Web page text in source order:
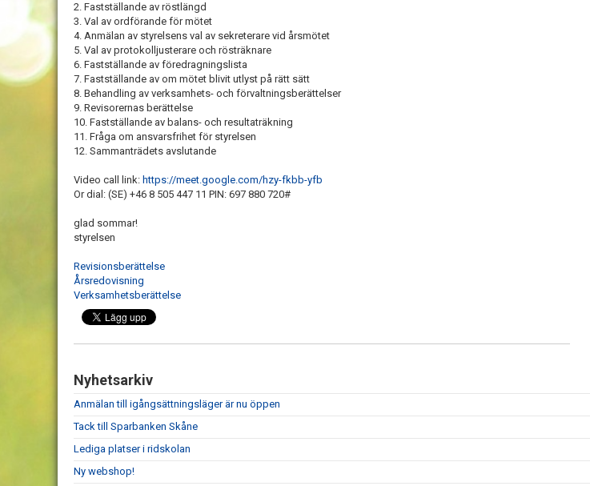
2. Fastställande av röstlängd
3. Val av ordförande för mötet
4. Anmälan av styrelsens val av sekreterare vid årsmötet
5. Val av protokolljusterare och rösträknare
6. Fastställande av föredragningslista
7. Fastställande av om mötet blivit utlyst på rätt sätt
8. Behandling av verksamhets- och förvaltningsberättelser
9. Revisorernas berättelse
10. Fastställande av balans- och resultaträkning
11. Fråga om ansvarsfrihet för styrelsen
12. Sammanträdets avslutande
Video call link: https://meet.google.com/hzy-fkbb-yfb
Or dial: ‪(SE) +46 8 505 447 11‬ PIN: ‪697 880 720‬#
glad sommar!
styrelsen
Revisionsberättelse
Årsredovisning
Verksamhetsberättelse
Nyhetsarkiv
Anmälan till igångsättningsläger är nu öppen
Tack till Sparbanken Skåne
Lediga platser i ridskolan
Ny webshop!